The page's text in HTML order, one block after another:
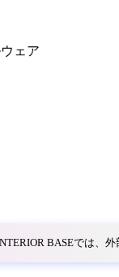
ェア
BASEでは、